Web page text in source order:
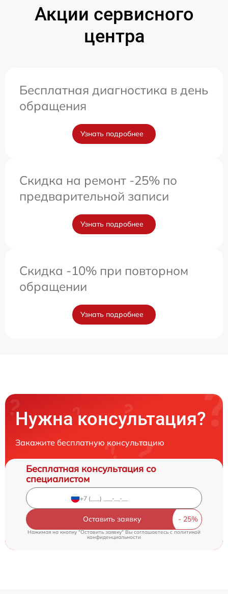
Акции сервисного
центра
Бесплатная диагностика в день
обращения
Узнать подробнее
Скидка на ремонт -25% по
предварительной записи
Узнать подробнее
Скидка -10% при повторном
обращении
Узнать подробнее
Нужна консультация?
Закажите бесплатную консультацию
Бесплатная консультация со
специалистом
Оставить заявку
Нажимая на кнопку "Оставить заявку" Вы соглашаетесь cполитикой
конфиденциальности